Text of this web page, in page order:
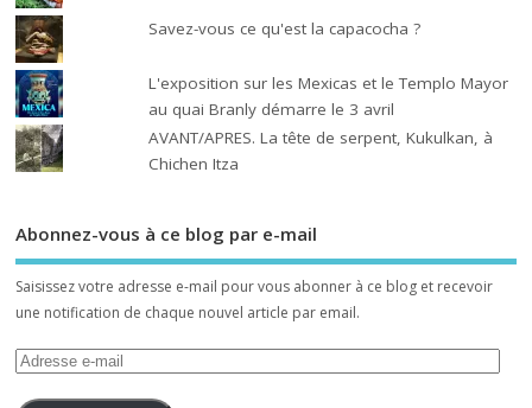
Savez-vous ce qu'est la capacocha ?
L'exposition sur les Mexicas et le Templo Mayor
au quai Branly démarre le 3 avril
AVANT/APRES. La tête de serpent, Kukulkan, à
Chichen Itza
Abonnez-vous à ce blog par e-mail
Saisissez votre adresse e-mail pour vous abonner à ce blog et recevoir
une notification de chaque nouvel article par email.